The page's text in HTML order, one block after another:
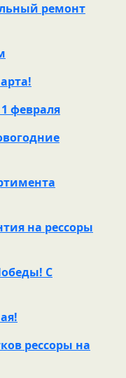
ремонт
февраля
на рессоры
С
рессоры на